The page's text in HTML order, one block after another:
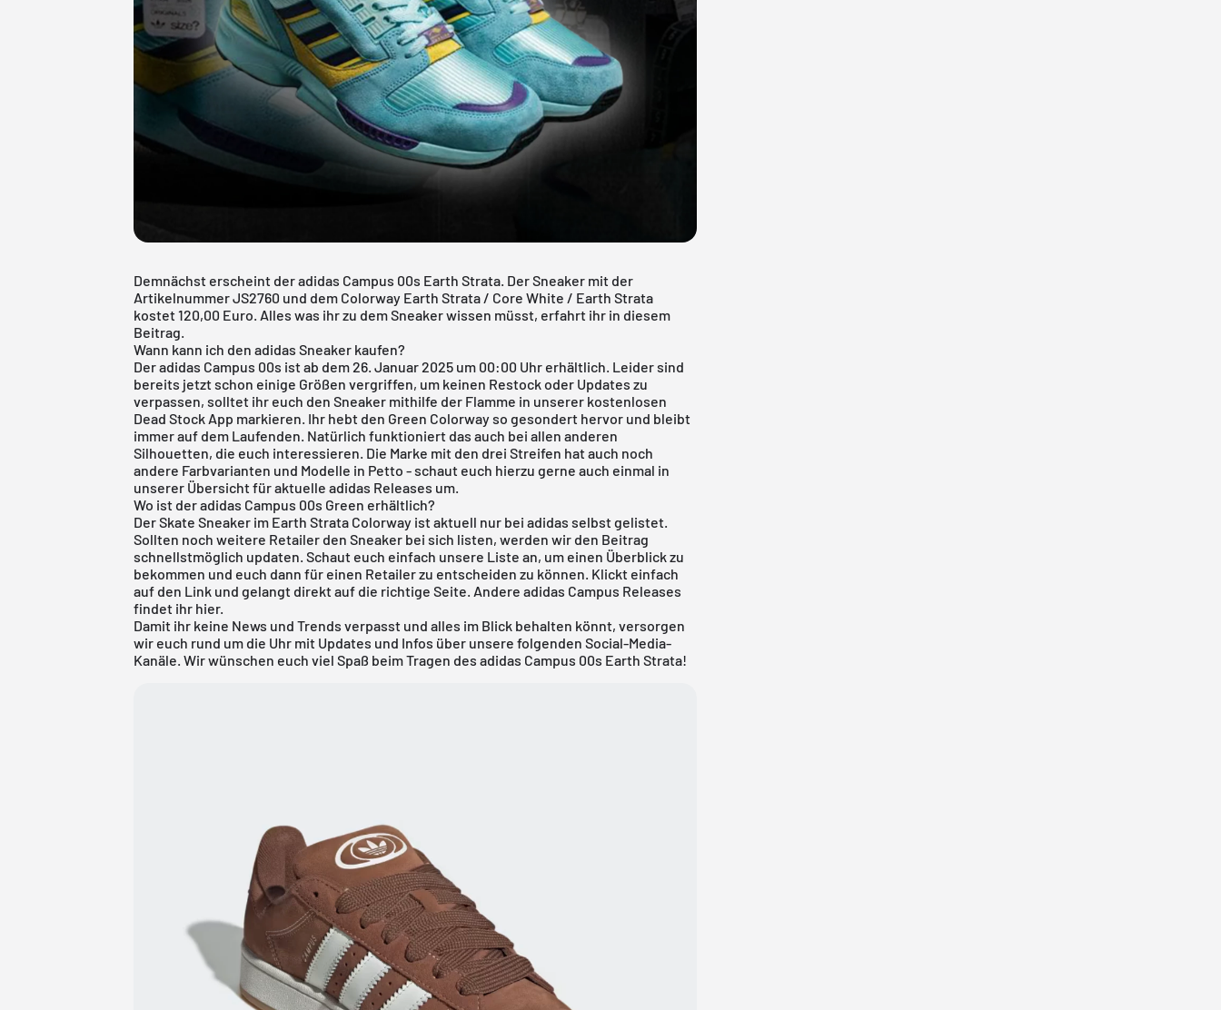
Demnächst erscheint der adidas Campus 00s Earth Strata. Der Sneaker mit der
Artikelnummer JS2760 und dem Colorway Earth Strata / Core White / Earth Strata
kostet 120,00 Euro. Alles was ihr zu dem Sneaker wissen müsst, erfahrt ihr in diesem
Beitrag.
Wann kann ich den adidas Sneaker kaufen?
Der adidas Campus 00s ist ab dem 26. Januar 2025 um 00:00 Uhr erhältlich. Leider sind
bereits jetzt schon einige Größen vergriffen, um keinen Restock oder Updates zu
verpassen, solltet ihr euch den Sneaker mithilfe der Flamme in unserer kostenlosen
Dead Stock App markieren. Ihr hebt den Green Colorway so gesondert hervor und bleibt
immer auf dem Laufenden. Natürlich funktioniert das auch bei allen anderen
Silhouetten, die euch interessieren. Die Marke mit den drei Streifen hat auch noch
andere Farbvarianten und Modelle in Petto - schaut euch hierzu gerne auch einmal in
unserer Übersicht für aktuelleadidas Releases um.
Wo ist der adidas Campus 00s Green erhältlich?
Der Skate Sneaker im Earth Strata Colorway ist aktuell nur bei adidas selbst gelistet.
Sollten noch weitere Retailer den Sneaker bei sich listen, werden wir den Beitrag
schnellstmöglich updaten. Schaut euch einfach unsere Liste an, um einen Überblick zu
bekommen und euch dann für einen Retailer zu entscheiden zu können. Klickt einfach
auf den Link und gelangt direkt auf die richtige Seite. Andereadidas Campus Releases
findet ihr hier.
Damit ihr keine News und Trends verpasst und alles im Blick behalten könnt, versorgen
wir euch rund um die Uhr mit Updates und Infos über unsere folgenden Social-Media-
Kanäle. Wir wünschen euch viel Spaß beim Tragen des adidas Campus 00s Earth Strata!